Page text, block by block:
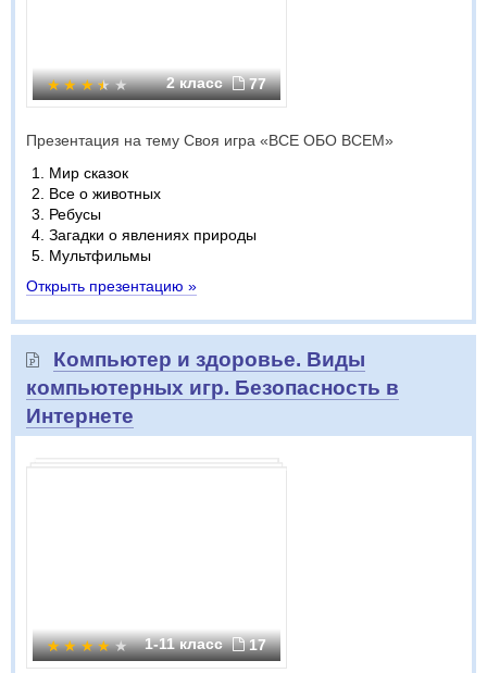
2 класс 77
Презентация на тему Своя игра «ВСЕ ОБО ВСЕМ»
Мир сказок
Все о животных
Ребусы
Загадки о явлениях природы
Мультфильмы
Открыть презентацию »
Компьютер и здоровье. Виды
компьютерных игр. Безопасность в
Интернете
1-11 класс 17